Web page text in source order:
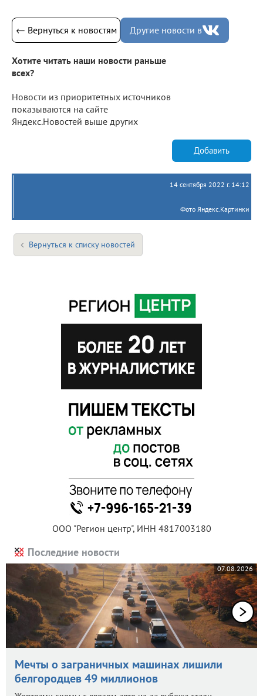
← Вернуться к новостям Другие новости в
Хотите читать наши новости раньше
всех?
Новости из приоритетных источников
показываются на сайте
Яндекс.Новостей выше других
Добавить
14 сентября 2022 г. 14:12
Фото Яндекс.Картинки
Вернуться к списку новостей
ООО "Регион центр", ИНН 4817003180
Последние новости
07.08.2026
Мечты о заграничных машинах лишили
белгородцев 49 миллионов